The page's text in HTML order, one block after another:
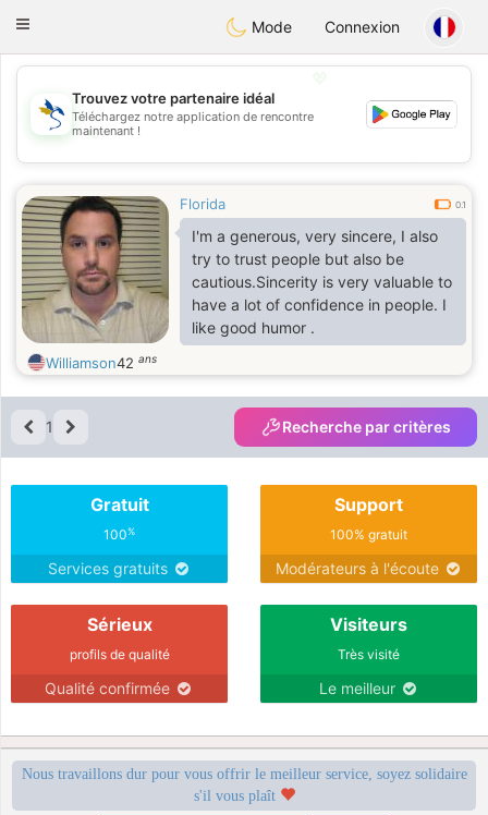
SvenskaDating
Toggle
Mode Connexion
💖
💕
Trouvez votre partenaire idéal
Téléchargez notre application de rencontre
maintenant !
Florida 0.1
I'm a generous, very sincere, I also
try to trust people but also be
cautious.Sincerity is very valuable to
have a lot of confidence in people. I
like good humor .
Williamson42 ans
1 Recherche par critères
Gratuit
100%
Services gratuits
Support
100% gratuit
Modérateurs à l'écoute
Sérieux
profils de qualité
Qualité confirmée
Visiteurs
Très visité
Le meilleur
Nous travaillons dur pour vous offrir le meilleur service, soyez solidaire
s'il vous plaît